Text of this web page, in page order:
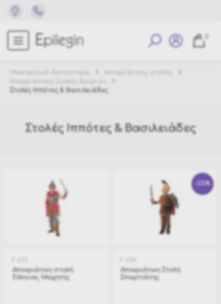
Στολές Ιππότες & Βασιλειάδες
Στολές Ιππότες & Βασιλειάδες
Αποκριάτικη στολή
Ελληνας Μαχητής
-35%
Αποκριάτικη Στολή
Σπαρτιάτης